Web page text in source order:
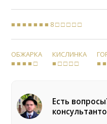
■ ■ ■ ■ ■ ■ ■ 8 □ □ □ □ □
ОБЖАРКА
■ ■ ■ ■ □
КИСЛИНКА
■ □ □ □ □
■
Есть